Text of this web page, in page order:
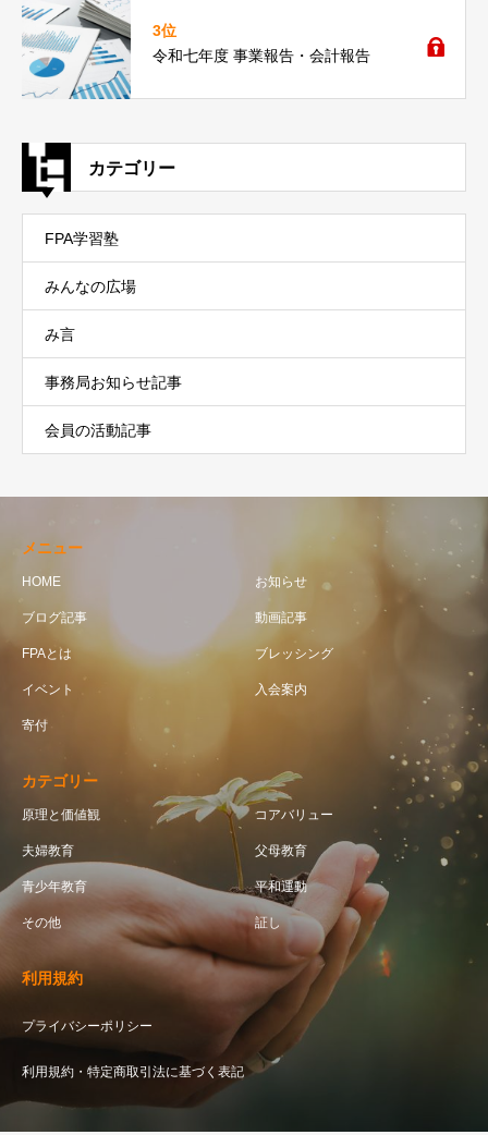
3位
令和七年度 事業報告・会計報告
カテゴリー
FPA学習塾
みんなの広場
み言
事務局お知らせ記事
会員の活動記事
メニュー
HOME お知らせ
ブログ記事 動画記事
FPAとは ブレッシング
イベント 入会案内
寄付
カテゴリー
原理と価値観 コアバリュー
夫婦教育 父母教育
青少年教育 平和運動
その他 証し
利用規約
プライバシーポリシー
利用規約・特定商取引法に基づく表記